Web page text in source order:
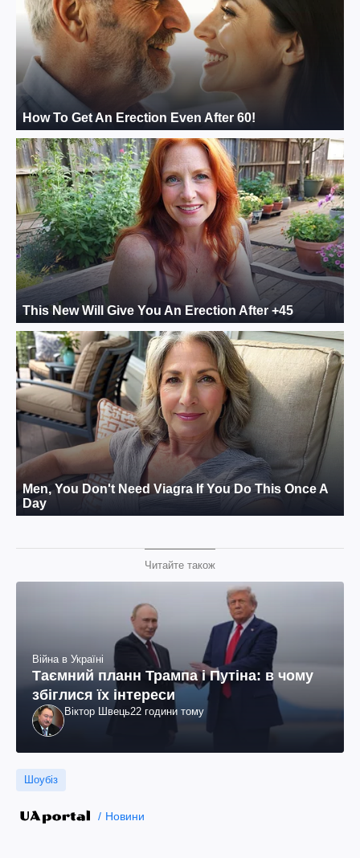
Читайте також
Війна в Україні
Таємний планн Трампа і Путіна: в чому
збіглися їх інтереси
Віктор Швець22 години тому
Шоубіз
Новини